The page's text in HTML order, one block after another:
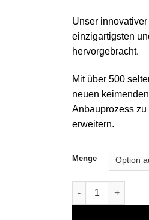
Unser
einzigartigsten
hervorgebracht.
Mit über 500
neuen
Anbauprozess
erweitern.
Menge
Jungle Boys |